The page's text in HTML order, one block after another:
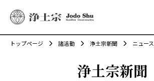
浄土宗新聞
トップページ 諸活動 浄土宗新聞 ニュース